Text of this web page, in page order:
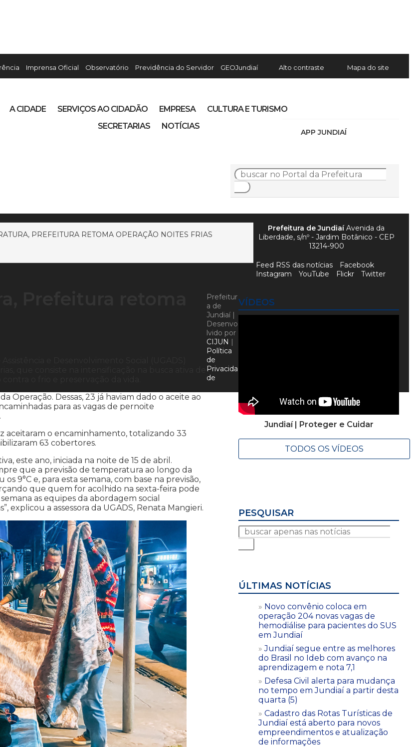
Imprensa Oficial Observatório Previdência do Servidor GEOJundiaí Alto contraste Mapa do site
APP JUNDIAÍ
A CIDADE SERVIÇOS AO CIDADÃO EMPRESA
CULTURA E TURISMO
SECRETARIAS
NOTÍCIAS
PREFEITURA RETOMA OPERAÇÃO NOITES FRIAS
Operação. Dessas, 23 já haviam dado o aceite ao
para as vagas de pernoite
aceitaram o encaminhamento, totalizando 33
63 cobertores.
este ano, iniciada na noite de 15 de abril.
que a previsão de temperatura ao longo da
9°C e, para esta semana, com base na previsão,
que quem for acolhido na sexta-feira pode
as equipes da abordagem social
a assessora da UGADS, Renata Mangieri.
VÍDEOS
Jundiaí | Proteger e Cuidar
TODOS OS VÍDEOS
PESQUISAR
ÚLTIMAS NOTÍCIAS
Novo convênio coloca em
operação 204 novas vagas de
hemodiálise para pacientes do SUS
em Jundiaí
Jundiaí segue entre as melhores
do Brasil no Ideb com avanço na
aprendizagem e nota 7,1
Defesa Civil alerta para mudança
no tempo em Jundiaí a partir desta
quarta (5)
Cadastro das Rotas Turísticas de
Jundiaí está aberto para novos
empreendimentos e atualização
de informações
Prefeitura de JundiaíAvenida da
Liberdade, s/nº - Jardim Botânico - CEP
13214-900
Feed RSS das notícias
Facebook
Instagram
YouTube Flickr Twitter
Prefeitur
a de
Jundiaí |
Desenvo
lvido por
CIJUN |
Política
de
Privacida
de